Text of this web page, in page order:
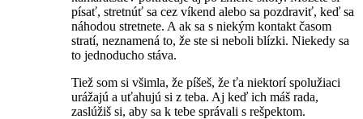
písať, stretnúť sa cez víkend alebo sa pozdraviť, keď sa
náhodou stretnete. A ak sa s niekým kontakt časom
stratí, neznamená to, že ste si neboli blízki. Niekedy sa
to jednoducho stáva.
Tiež som si všimla, že píšeš, že ťa niektorí spolužiaci
urážajú a uťahujú si z teba. Aj keď ich máš rada,
zaslúžiš si, aby sa k tebe správali s rešpektom.